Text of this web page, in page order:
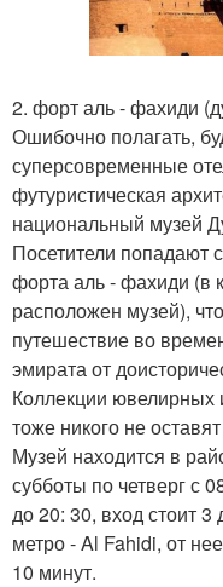
2. форт аль - фахиди
Ошибочно полагать,
суперсовременные
футуристическая
национальный музей
Посетители попадают
форта аль - фахиди (в
расположен музей),
путешествие во
эмирата от
Коллекции ювелирных
тоже никого не
Музей находится в
субботы по четверг с
до 20: 30, вход стоит
метро - Al Fahidi, от
10 минут.